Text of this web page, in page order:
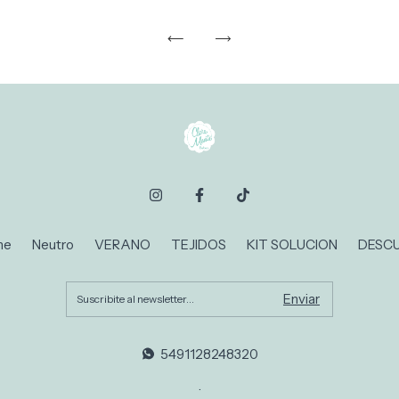
Neutro VERANO TEJIDOS KIT SOLUCION
5491128248320